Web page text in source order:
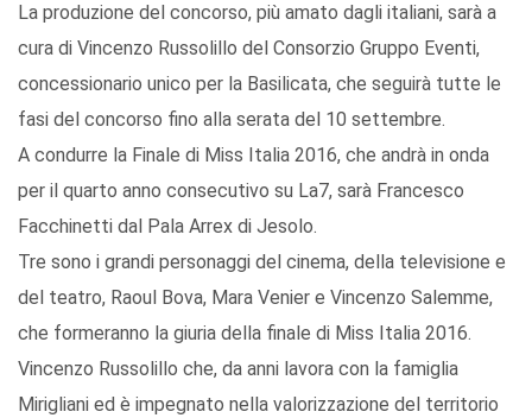
La produzione del concorso, più amato dagli italiani, sarà a
cura di Vincenzo Russolillo del Consorzio Gruppo Eventi,
concessionario unico per la Basilicata, che seguirà tutte le
fasi del concorso fino alla serata del 10 settembre.
A condurre la Finale di Miss Italia 2016, che andrà in onda
per il quarto anno consecutivo su La7, sarà Francesco
Facchinetti dal Pala Arrex di Jesolo.
Tre sono i grandi personaggi del cinema, della televisione e
del teatro, Raoul Bova, Mara Venier e Vincenzo Salemme,
che formeranno la giuria della finale di Miss Italia 2016.
Vincenzo Russolillo che, da anni lavora con la famiglia
Mirigliani ed è impegnato nella valorizzazione del territorio